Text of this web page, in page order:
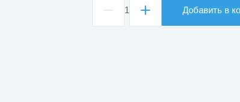
Количество
товара
1 Добавить в